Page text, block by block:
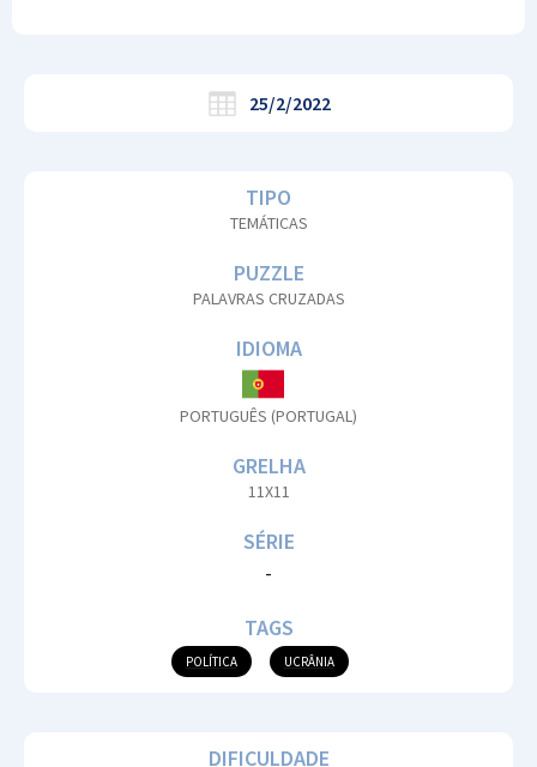
25/2/2022
TIPO
TEMÁTICAS
PUZZLE
PALAVRAS CRUZADAS
IDIOMA
PORTUGUÊS (PORTUGAL)
GRELHA
11X11
SÉRIE
-
TAGS
POLÍTICA UCRÂNIA
DIFICULDADE